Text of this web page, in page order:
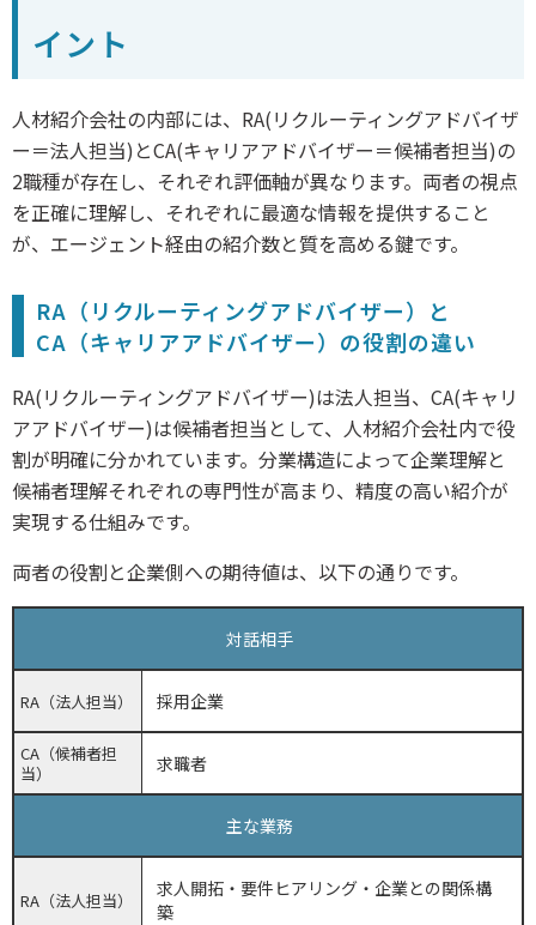
イント
人材紹介会社の内部には、RA(リクルーティングアドバイザ
ー＝法人担当)とCA(キャリアアドバイザー＝候補者担当)の
2職種が存在し、それぞれ評価軸が異なります。両者の視点
を正確に理解し、それぞれに最適な情報を提供すること
が、エージェント経由の紹介数と質を高める鍵です。
RA（リクルーティングアドバイザー）と
CA（キャリアアドバイザー）の役割の違い
RA(リクルーティングアドバイザー)は法人担当、CA(キャリ
アアドバイザー)は候補者担当として、人材紹介会社内で役
割が明確に分かれています。分業構造によって企業理解と
候補者理解それぞれの専門性が高まり、精度の高い紹介が
実現する仕組みです。
両者の役割と企業側への期待値は、以下の通りです。
対話相手
採用企業
RA（法人担当）
求職者
CA（候補者担
当）
主な業務
求人開拓・要件ヒアリング・企業との関係構
築
RA（法人担当）